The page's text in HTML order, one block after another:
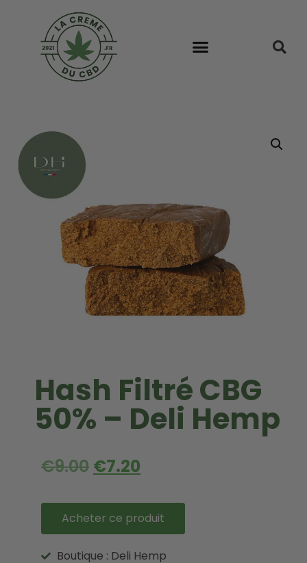
Hash Filtré CBG
50% – Deli Hemp
€9.00 €7.20
Acheter ce produit
Boutique : Deli Hemp